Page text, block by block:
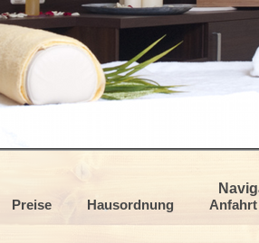
Preise Hausordnung Anfahrt